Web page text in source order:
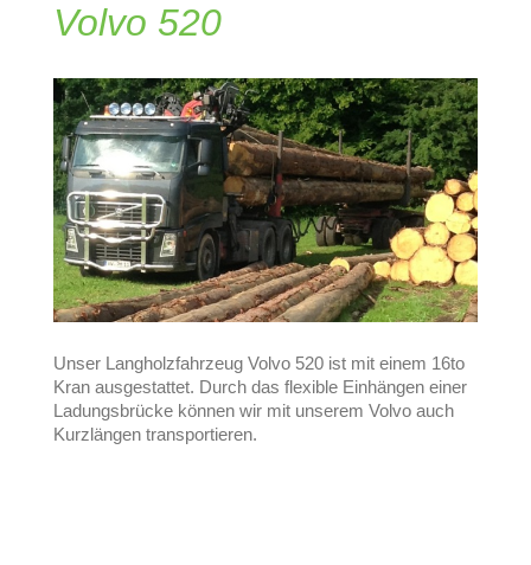
Volvo 520
Unser Langholzfahrzeug Volvo 520 ist mit einem 16to
Kran ausgestattet. Durch das flexible Einhängen einer
Ladungsbrücke können wir mit unserem Volvo auch
Kurzlängen transportieren.